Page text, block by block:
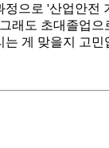
정으로 '산업안전
래도 초대졸업으
는 게 맞을지 고민